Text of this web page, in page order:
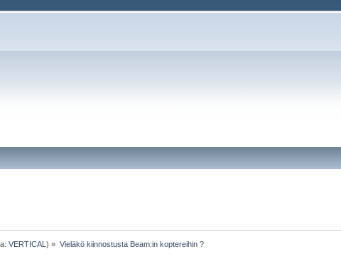
VERTICAL) » Vieläkö kiinnostusta Beam:in koptereihin ?